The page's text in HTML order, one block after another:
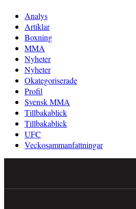
Analys
Artiklar
Boxning
MMA
Nyheter
Nyheter
Okategoriserade
Profil
Svensk MMA
Tillbakablick
Tillbakablick
UFC
Veckosammanfattningar